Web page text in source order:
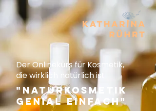
Der Onlinekurs für Kosmetik,
die wirklich natürlich ist
"Naturkosmetik
genial einfach"